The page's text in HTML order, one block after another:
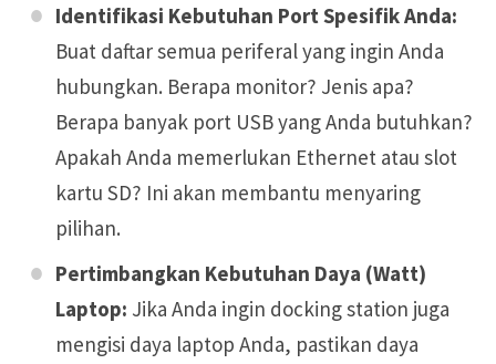
Identifikasi Kebutuhan Port Spesifik Anda:
Buat daftar semua periferal yang ingin Anda
hubungkan. Berapa monitor? Jenis apa?
Berapa banyak port USB yang Anda butuhkan?
Apakah Anda memerlukan Ethernet atau slot
kartu SD? Ini akan membantu menyaring
pilihan.
Pertimbangkan Kebutuhan Daya (Watt)
Laptop: Jika Anda ingin docking station juga
mengisi daya laptop Anda, pastikan daya